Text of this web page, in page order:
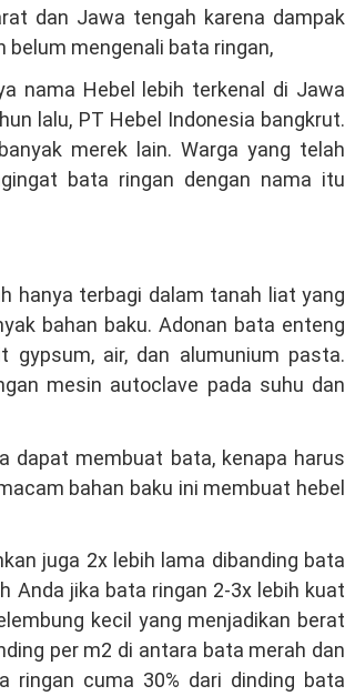
dan Jawa tengah karena dampak
belum mengenali bata ringan,
nama Hebel lebih terkenal di Jawa
lalu, PT Hebel Indonesia bangkrut.
merek lain. Warga yang telah
bata ringan dengan nama itu
hanya terbagi dalam tanah liat yang
bahan baku. Adonan bata enteng
gypsum, air, dan alumunium pasta.
mesin autoclave pada suhu dan
dapat membuat bata, kenapa harus
bahan baku ini membuat hebel
juga 2x lebih lama dibanding bata
Anda jika bata ringan 2-3x lebih kuat
kecil yang menjadikan berat
per m2 di antara bata merah dan
ringan cuma 30% dari dinding bata